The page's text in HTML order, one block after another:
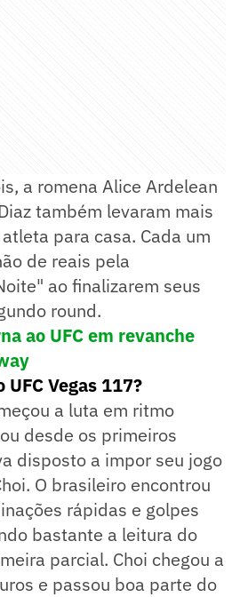
a romena Alice Ardelean
também levaram mais
para casa. Cada um
de reais pela
ao finalizarem seus
round.
ao UFC em revanche
Vegas 117?
a luta em ritmo
desde os primeiros
disposto a impor seu jogo
O brasileiro encontrou
rápidas e golpes
bastante a leitura do
parcial. Choi chegou a
e passou boa parte do